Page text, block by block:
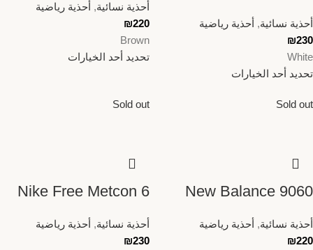
أحذية نسائية, أحذية رياضية
₪230
White
تحديد أحد الخيارات
أحذية نسائية, أحذية رياضية
₪220
Brown
تحديد أحد الخيارات
Sold out
New Balance 9060
أحذية نسائية, أحذية رياضية
₪220
Sold out
Nike Free Metcon 6
أحذية نسائية, أحذية رياضية
₪230